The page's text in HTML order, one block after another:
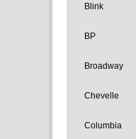
Blink
BP
Broadway
Chevelle
Columbia